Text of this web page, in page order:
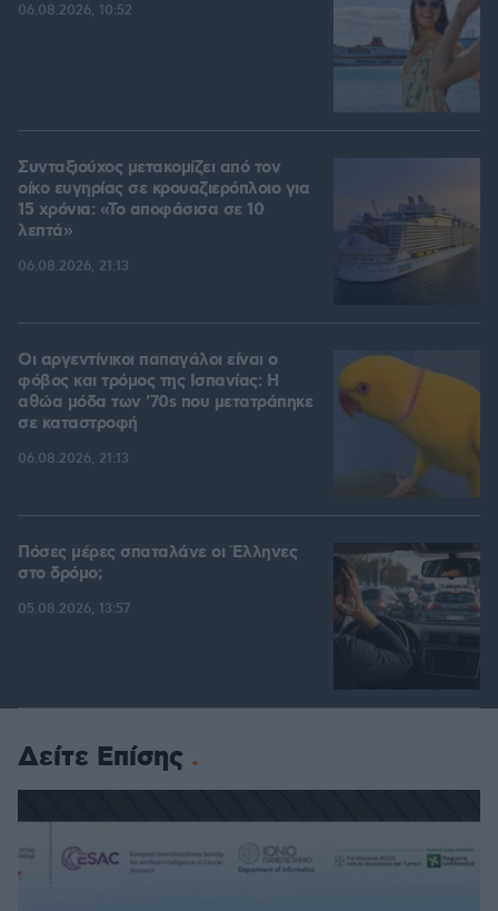
06.08.2026, 10:52
Συνταξιούχος μετακομίζει από τον
οίκο ευγηρίας σε κρουαζιερόπλοιο για
15 χρόνια: «Το αποφάσισα σε 10
λεπτά»
06.08.2026, 21:13
Οι αργεντίνικοι παπαγάλοι είναι ο
φόβος και τρόμος της Ισπανίας: Η
αθώα μόδα των '70s που μετατράπηκε
σε καταστροφή
06.08.2026, 21:13
Πόσες μέρες σπαταλάνε οι Έλληνες
στο δρόμο;
05.08.2026, 13:57
Δείτε Επίσης